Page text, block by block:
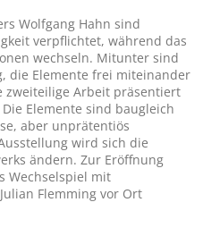
Wolfgang Hahn sind
verpflichtet, während das
wechseln. Mitunter sind
die Elemente frei miteinander
zweiteilige Arbeit präsentiert
Elemente sind baugleich
aber unprätentiös
wird sich die
ändern. Zur Eröffnung
Wechselspiel mit
Flemming vor Ort